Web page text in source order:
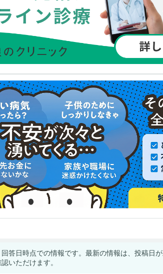
答日時点での情報です。最新の情報は、投稿日
いただけます。